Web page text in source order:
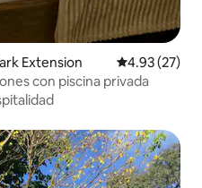
Extension Calificación
4.93 (27)
con piscina privada